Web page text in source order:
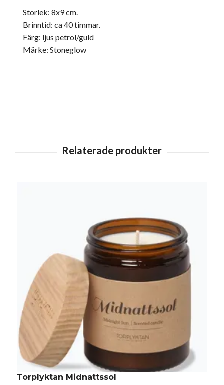
Storlek: 8x9 cm.
Brinntid: ca 40 timmar.
Färg: ljus petrol/guld
Märke: Stoneglow
Torplyktan Midnattssol